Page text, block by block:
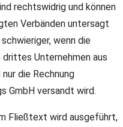
rechtswidrig und können
Verbänden untersagt
wenn die
drittes Unternehmen aus
die Rechnung
GmbH versandt wird.
Fließtext wird ausgeführt,